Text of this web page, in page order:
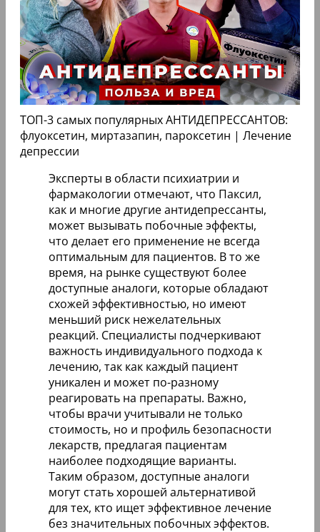
ТОП-3 самых популярных АНТИДЕПРЕССАНТОВ:
флуоксетин, миртазапин, пароксетин | Лечение
депрессии
Эксперты в области психиатрии и
фармакологии отмечают, что Паксил,
как и многие другие антидепрессанты,
может вызывать побочные эффекты,
что делает его применение не всегда
оптимальным для пациентов. В то же
время, на рынке существуют более
доступные аналоги, которые обладают
схожей эффективностью, но имеют
меньший риск нежелательных
реакций. Специалисты подчеркивают
важность индивидуального подхода к
лечению, так как каждый пациент
уникален и может по-разному
реагировать на препараты. Важно,
чтобы врачи учитывали не только
стоимость, но и профиль безопасности
лекарств, предлагая пациентам
наиболее подходящие варианты.
Таким образом, доступные аналоги
могут стать хорошей альтернативой
для тех, кто ищет эффективное лечение
без значительных побочных эффектов.